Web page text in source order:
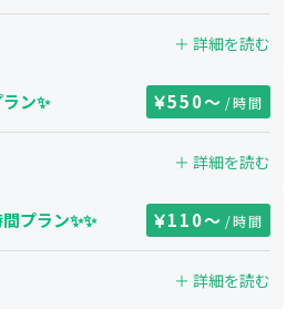
＋ 詳細を読む
ン✨ 550〜 /時間
＋ 詳細を読む
プラン✨✨ 110〜 /時間
＋ 詳細を読む